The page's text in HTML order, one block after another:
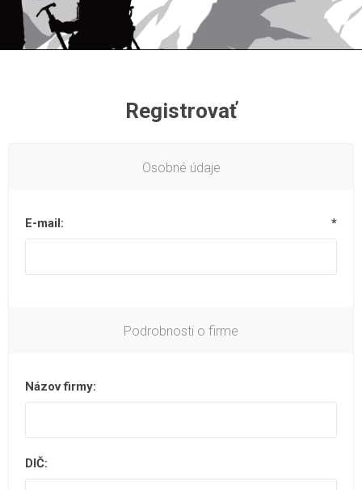
Registrovať
Osobné údaje
E-mail: *
Podrobnosti o firme
Názov firmy:
DIČ: